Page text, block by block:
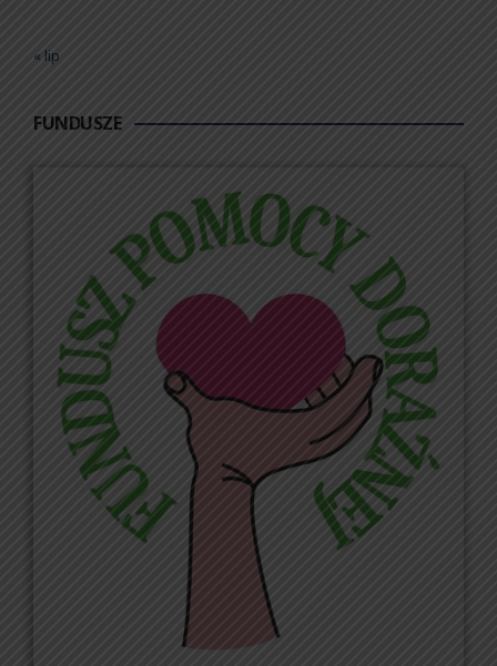
« lip
FUNDUSZE